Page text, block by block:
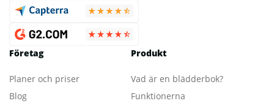
Företag
Planer och priser
Blog
Produkt
Vad är en blädderbok?
Funktionerna